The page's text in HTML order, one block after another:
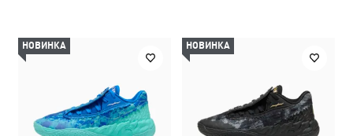
НОВИНКА НОВИНКА